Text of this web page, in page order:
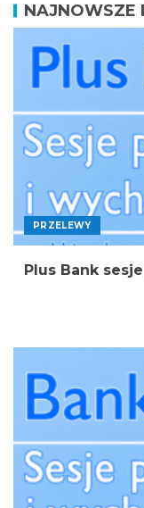
NAJNOWSZE
PRZELEWY
Plus Bank